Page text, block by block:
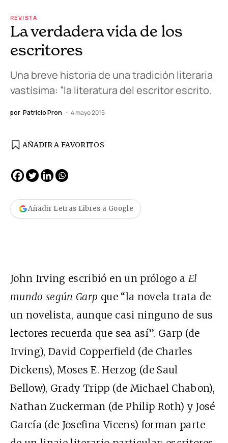
REVISTA
La verdadera vida de los
escritores
Una breve historia de una tradición literaria
vastísima: “la literatura del escritor escrito.
por Patricio Pron 4 mayo 2015
AÑADIR A FAVORITOS
Añadir Letras Libres a Google
John Irving escribió en un prólogo a El
mundo según Garp que “la novela trata de
un novelista, aunque casi ninguno de sus
lectores recuerda que sea así”. Garp (de
Irving), David Copperfield (de Charles
Dickens), Moses E. Herzog (de Saul
Bellow), Grady Tripp (de Michael Chabon),
Nathan Zuckerman (de Philip Roth) y José
García (de Josefina Vicens) forman parte